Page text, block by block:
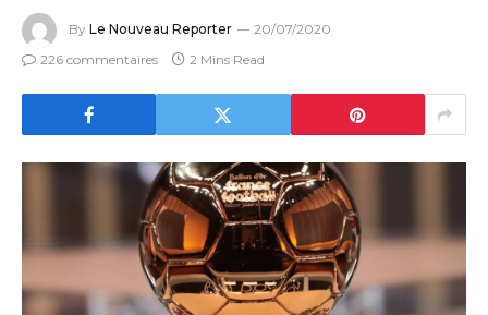
By Le Nouveau Reporter
20/07/2020
226 commentaires
2 Mins Read